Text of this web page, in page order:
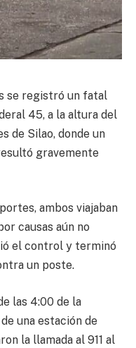
se registró un fatal
45, a la altura del
de Silao, donde un
gravemente
ambos viajaban
causas aún no
el control y terminó
un poste.
las 4:00 de la
una estación de
la llamada al 911 al